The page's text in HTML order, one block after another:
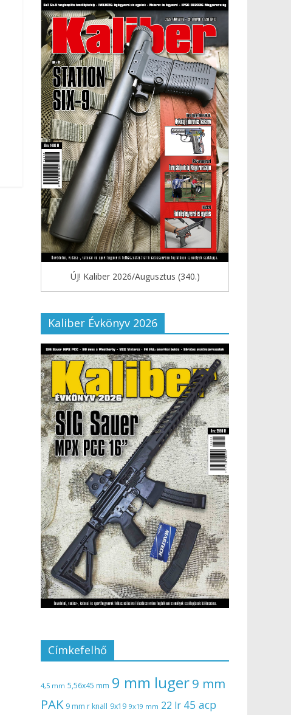
ÚJ! Kaliber 2026/Augusztus (340.)
Kaliber Évkönyv 2026
Címkefelhő
4,5 mm 5,56x45 mm 9 mm luger9 mm
PAK 9 mm r knall 9x19 9x19 mm 22 lr 45 acp